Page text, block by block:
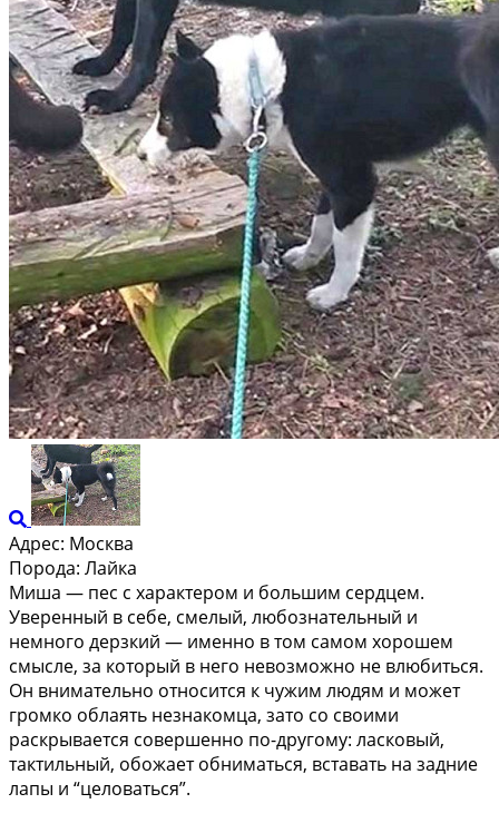
Адрес: Москва
Порода: Лайка
Миша — пес с характером и большим сердцем.
Уверенный в себе, смелый, любознательный и
немного дерзкий — именно в том самом хорошем
смысле, за который в него невозможно не влюбиться.
Он внимательно относится к чужим людям и может
громко облаять незнакомца, зато со своими
раскрывается совершенно по-другому: ласковый,
тактильный, обожает обниматься, вставать на задние
лапы и “целоваться”.